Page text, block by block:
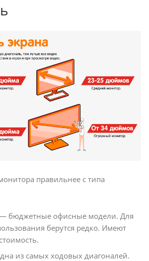
правильнее с типа
бюджетные офисные модели. Для
берутся редко. Имеют
из самых ходовых диагоналей.